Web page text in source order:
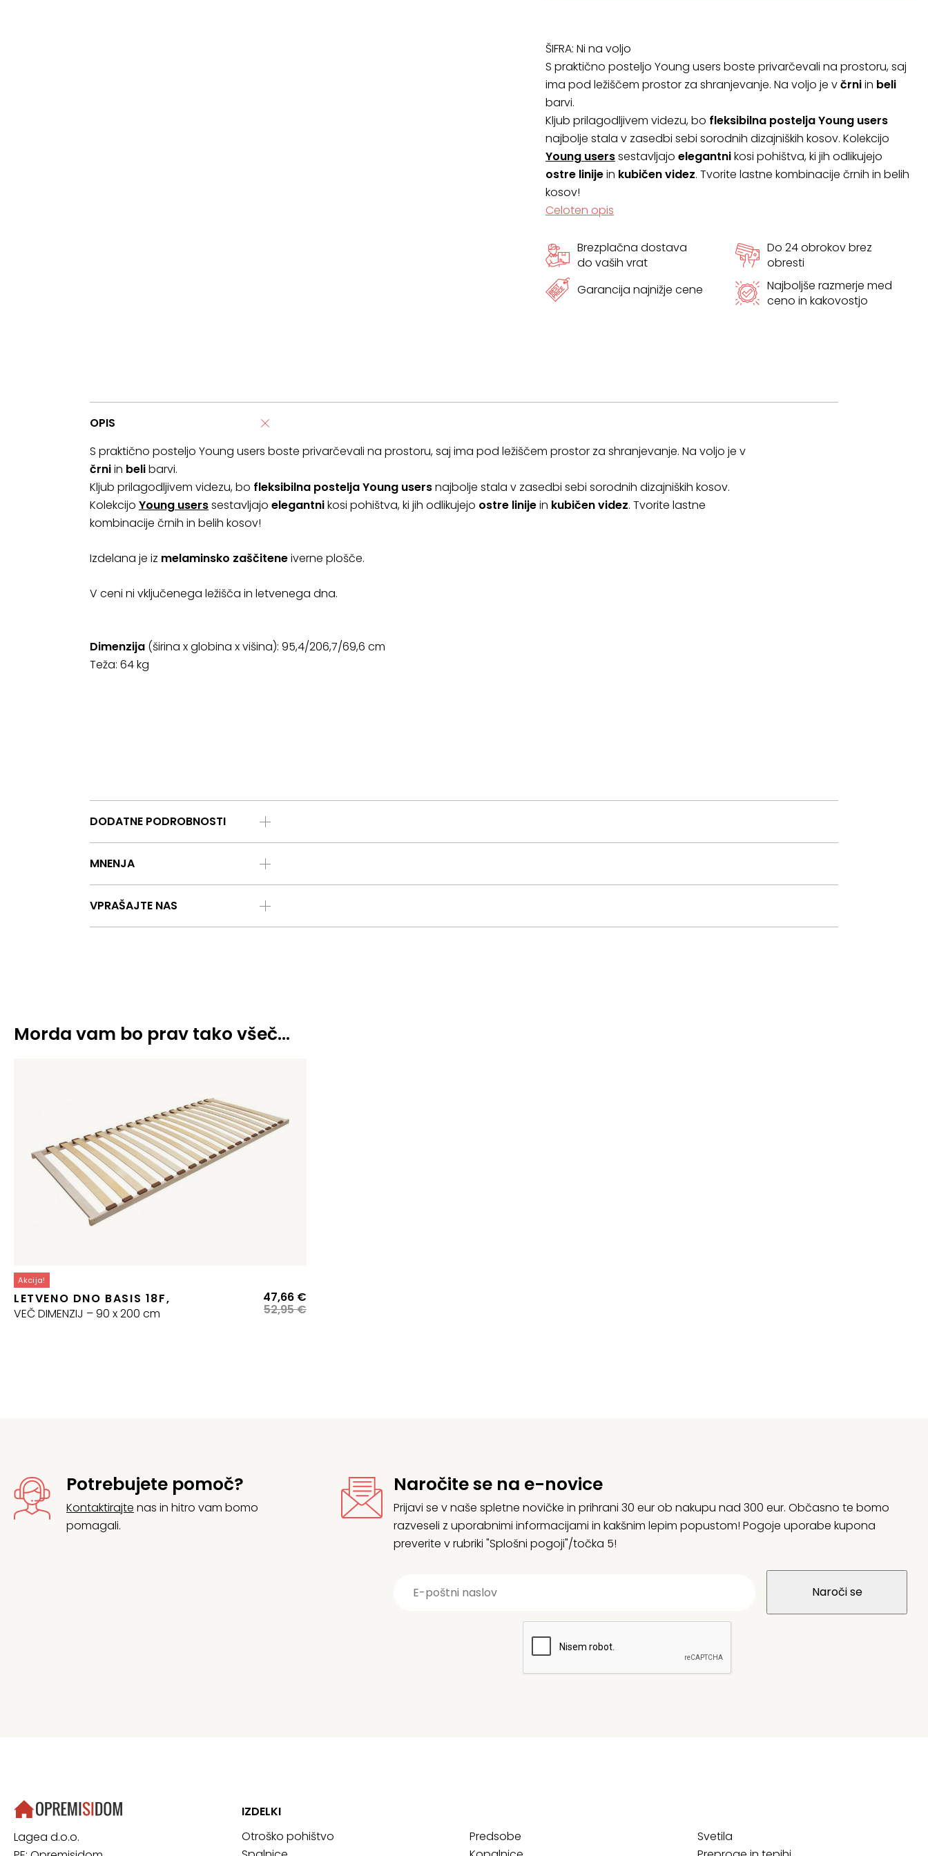
ŠIFRA: Ni na voljo
S praktično posteljo Young users boste privarčevali na prostoru, saj
ima pod ležiščem prostor za shranjevanje. Na voljo je včrniin beli
barvi.
Kljub prilagodljivem videzu, bo fleksibilna postelja Young users
najbolje stala v zasedbi sebi sorodnih dizajniških kosov. Kolekcijo
Young userssestavljajo elegantnikosi pohištva, ki jih odlikujejo
ostre linijein kubičen videz. Tvorite lastne kombinacije črnih in belih
kosov!
Celoten opis
Brezplačna dostava
do vaših vrat
Do 24 obrokov brez
obresti
Garancija najnižje cene
Najboljše razmerje med
ceno in kakovostjo
OPIS
S praktično posteljo Young users boste privarčevali na prostoru, saj ima pod ležiščem prostor za shranjevanje. Na voljo je v
črniin belibarvi.
Kljub prilagodljivem videzu, bo fleksibilna postelja Young usersnajbolje stala v zasedbi sebi sorodnih dizajniških kosov.
Kolekcijo Young userssestavljajo elegantnikosi pohištva, ki jih odlikujejo ostre linijein kubičen videz. Tvorite lastne
kombinacije črnih in belih kosov!
Izdelana je iz melaminsko zaščiteneiverne plošče.
V ceni ni vključenega ležišča in letvenega dna.
Dimenzija (širina x globina x višina): 95,4/206,7/69,6 cm
Teža: 64 kg
DODATNE PODROBNOSTI
MNENJA
VPRAŠAJTE NAS
Morda vam bo prav tako všeč…
Akcija!
LETVENO DNO BASIS 18F,
VEČ DIMENZIJ – 90 x 200 cm
52,95€
Izvirna
cena
47,66 €Trenutna
cena
Potrebujete pomoč?
Kontaktirajte nas in hitro vam bomo
pomagali.
Naročite se na e-novice
Prijavi se v naše spletne novičke in prihrani 30 eur ob nakupu nad 300 eur. Občasno te bomo
razveseli z uporabnimi informacijami in kakšnim lepim popustom! Pogoje uporabe kupona
preverite v rubriki "Splošni pogoji"/točka 5!
Lagea d.o.o.
IZDELKI
Otroško pohištvo
Predsobe
Svetila